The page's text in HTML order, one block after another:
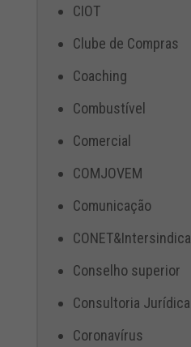
CIOT
Clube de Compras
Coaching
Combustível
Comercial
COMJOVEM
Comunicação
CONET&Intersindical
Conselho superior
Consultoria Jurídica
Coronavírus